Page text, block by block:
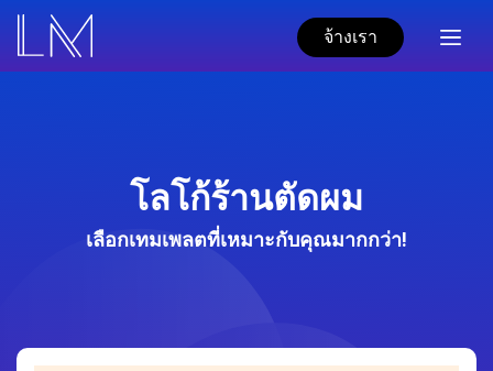
จ้างเรา
โลโก้ร้านตัดผม
เลือกเทมเพลตที่เหมาะกับคุณมากกว่า!